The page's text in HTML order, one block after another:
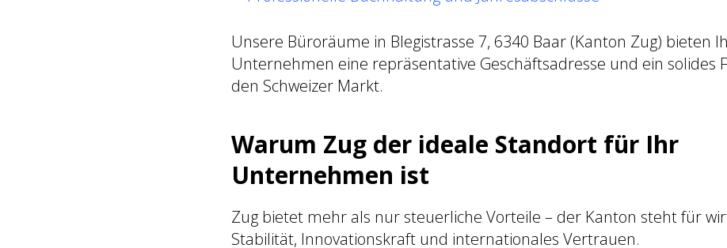
Unsere Büroräume in Blegistrasse 7, 6340 Baar (Kanton Zug) bieten
Unternehmen eine repräsentative Geschäftsadresse und ein solides
den Schweizer Markt.
Warum Zug der ideale Standort für Ihr
Unternehmen ist
Zug bietet mehr als nur steuerliche Vorteile – der Kanton steht für
Stabilität, Innovationskraft und internationales Vertrauen.